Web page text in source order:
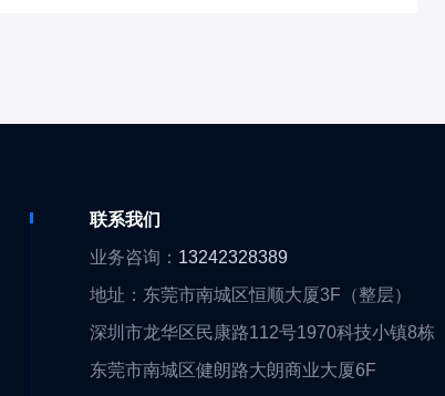
联系我们
业务咨询： 13242328389
地址：东莞市南城区恒顺大厦3F（整层）
深圳市龙华区民康路112号1970科技小镇8栋
东莞市南城区健朗路大朗商业大厦6F